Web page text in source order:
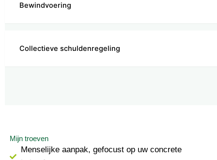
Bewindvoering
Collectieve schuldenregeling
Mijn troeven
Menselijke aanpak, gefocust op uw concrete